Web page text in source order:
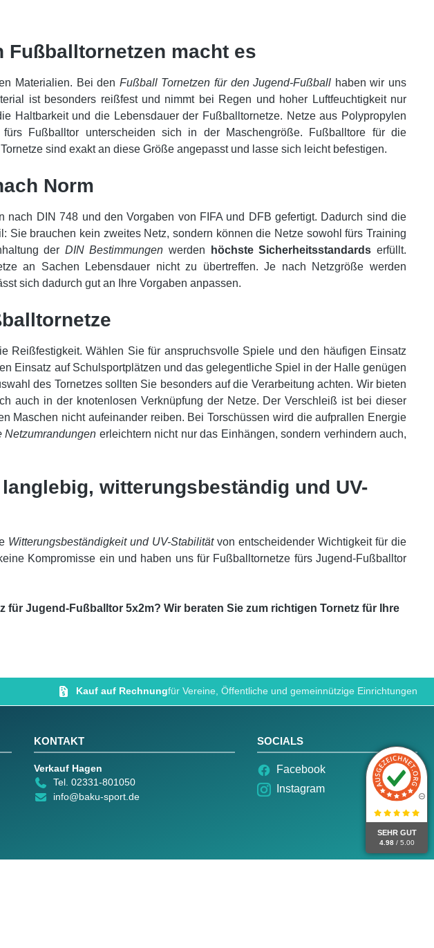
SEHR GUT
4.98 / 5.00
Fußballtornetzen macht es
Materialien. Bei den Fußball Tornetzen für den Jugend-Fußball haben wir uns
ist besonders reißfest und nimmt bei Regen und hoher Luftfeuchtigkeit nur
Haltbarkeit und die Lebensdauer der Fußballtornetze. Netze aus Polypropylen
Fußballtor unterscheiden sich in der Maschengröße. Fußballtore für die
sind exakt an diese Größe angepasst und lasse sich leicht befestigen.
Norm
nach DIN 748 und den Vorgaben von FIFA und DFB gefertigt. Dadurch sind die
Sie brauchen kein zweites Netz, sondern können die Netze sowohl fürs Training
der DIN Bestimmungen werden höchste Sicherheitsstandards erfüllt.
an Sachen Lebensdauer nicht zu übertreffen. Je nach Netzgröße werden
sich dadurch gut an Ihre Vorgaben anpassen.
Reißfestigkeit. Wählen Sie für anspruchsvolle Spiele und den häufigen Einsatz
Einsatz auf Schulsportplätzen und das gelegentliche Spiel in der Halle genügen
des Tornetzes sollten Sie besonders auf die Verarbeitung achten. Wir bieten
auch in der knotenlosen Verknüpfung der Netze. Der Verschleiß ist bei dieser
Maschen nicht aufeinander reiben. Bei Torschüssen wird die aufprallen Energie
Netzumrandungen erleichtern nicht nur das Einhängen, sondern verhindern auch,
witterungsbeständig und UV-
Witterungsbeständigkeit und UV-Stabilitätvon entscheidender Wichtigkeit für die
Kompromisse ein und haben uns für Fußballtornetze fürs Jugend-Fußballtor
für Jugend-Fußballtor 5x2m? Wir beraten Sie zum richtigen Tornetz für Ihre
Kauf auf Rechnungfür Vereine, Öffentliche und gemeinnützige Einrichtungen
KONTAKT
Verkauf Hagen
Tel. 02331-801050
info@baku-sport.de
SOCIALS
Facebook
Instagram